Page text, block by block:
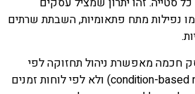
נפילות מתח פתאומיות, השבתת שרתים
חכמה מאפשרת ניהול תחזוקה לפי
מצב אמיתי (condition-based maintenance) ולא לפי לוחות זמנים